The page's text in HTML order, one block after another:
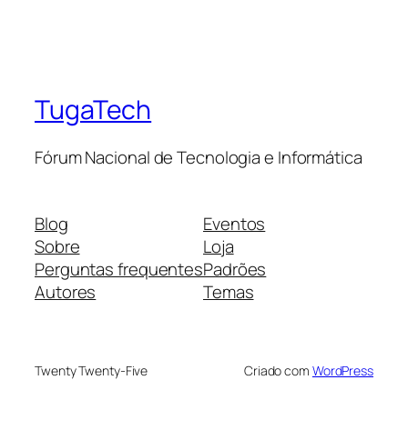
TugaTech
Fórum Nacional de Tecnologia e Informática
Blog
Sobre
Perguntas frequentes
Autores
Eventos
Loja
Padrões
Temas
Twenty Twenty-Five Criado com WordPress